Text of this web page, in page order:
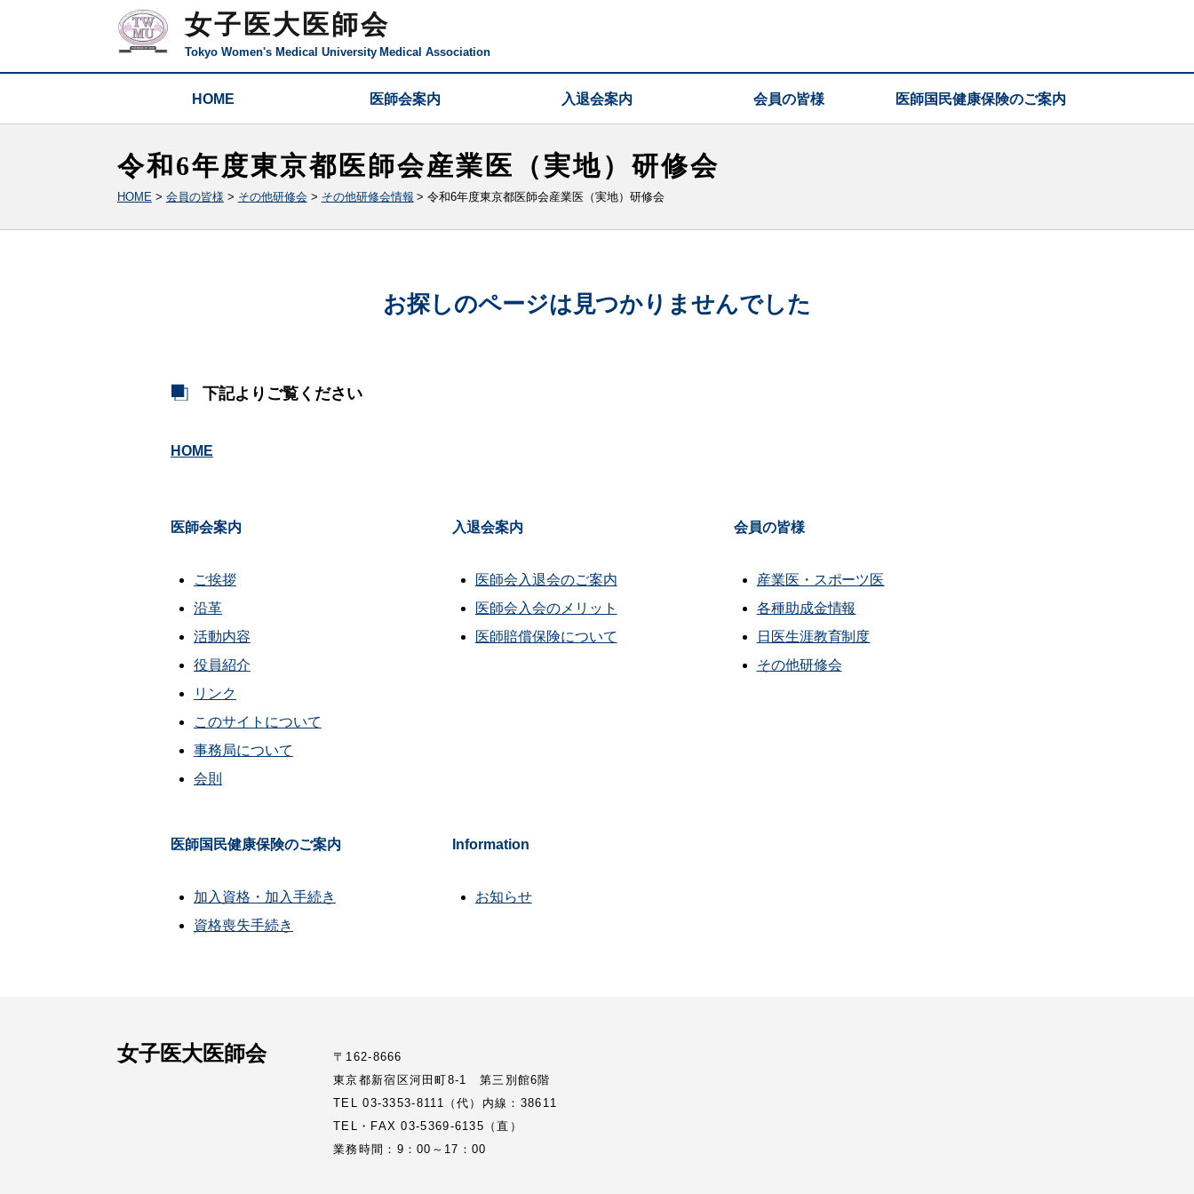
女子医大医師会
Tokyo Women's Medical UniversityMedical Association
HOME 医師会案内 入退会案内 会員の皆様 医師国民健康保険のご案内
令和6年度東京都医師会産業医（実地）研修会
HOME> 会員の皆様 > その他研修会 > その他研修会情報 >令和6年度東京都医師会産業医（実地）研修会
お探しのページは見つかりませんでした
下記よりご覧ください
HOME
医師会案内
ご挨拶
沿革
活動内容
役員紹介
リンク
このサイトについて
事務局について
会則
入退会案内
医師会入退会のご案内
医師会入会のメリット
医師賠償保険について
会員の皆様
産業医・スポーツ医
各種助成金情報
日医生涯教育制度
その他研修会
医師国民健康保険のご案内
加入資格・加入手続き
資格喪失手続き
Information
お知らせ
女子医大医師会
〒162-8666
東京都新宿区河田町8-1 第三別館6階
TEL 03-3353-8111（代）内線：38611
TEL・FAX 03-5369-6135（直）
業務時間：9：00～17：00